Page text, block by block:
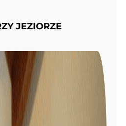
JEZIORZE